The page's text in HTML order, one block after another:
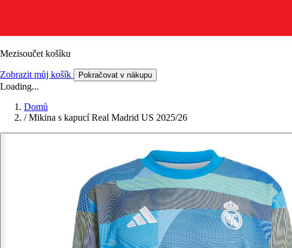
Mezisoučet košíku
Zobrazit můj košík Pokračovat v nákupu
Loading...
Domů
/ Mikina s kapucí Real Madrid US 2025/26